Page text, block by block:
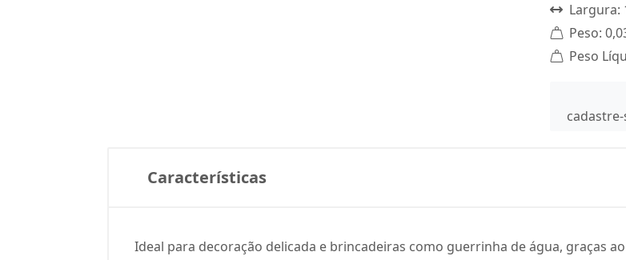
Largura:
Peso:
Peso
Características
Ideal para decoração delicada e brincadeiras como guerrinha de água, graças